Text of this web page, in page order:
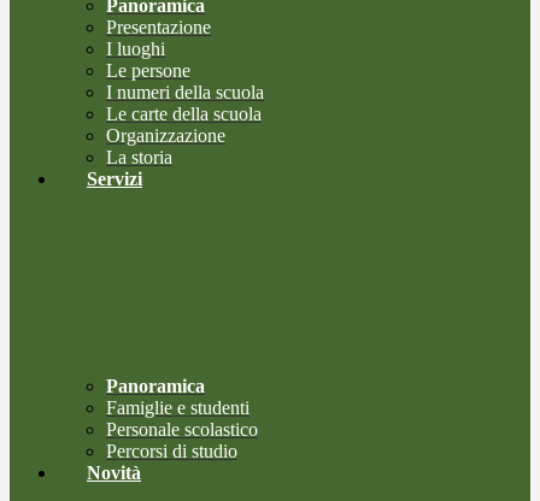
Panoramica
Presentazione
I luoghi
Le persone
I numeri della scuola
Le carte della scuola
Organizzazione
La storia
Servizi
Panoramica
Famiglie e studenti
Personale scolastico
Percorsi di studio
Novità